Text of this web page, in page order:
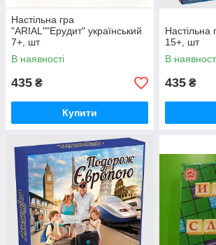
Настільна гра
"ARIAL""Ерудит" український
7+, шт
В наявності
435 ₴
Купити
Настільна
15+, шт
В
435 ₴